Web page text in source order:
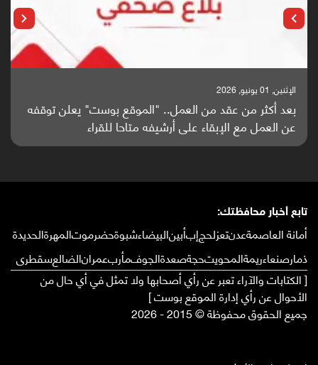
الإثنين, 25 مايو, 2026
باحثون من اليمن يدخلون سباق أبحاث ألزهايمر بدراسة
واعدة منشورة عالميا (ترجمة)
تابع أخبار محافظتك:
أمانة العاصمةعدنتعزلحجإبأبينالبيضاءشبوةحضرموتالمهرةالحديدة
ذمارصنعاءريمةالمحويتحجةصعدةالجوفمأربعمرانالضالعسقطرى
[ الكتابات والآراء تعبر عن رأي أصحابها ولا تمثل في أي حال من
الأحوال عن رأي إدارة الموقع بوست ]
جميع الحقوق محفوظة © 2015 - 2026